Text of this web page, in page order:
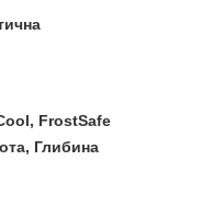
FrostSafe
Глибина